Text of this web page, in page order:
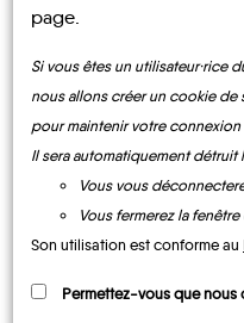
NOTRE PAGE
D'INSCRIPTION
page.
Si vous êtes un utilisateur·rice
nous allons créer un cookie
pour maintenir votre
Il sera automatiquement détruit
Vous vous
Vous fermerez la
Son utilisation est conforme au
Permettez-vous que